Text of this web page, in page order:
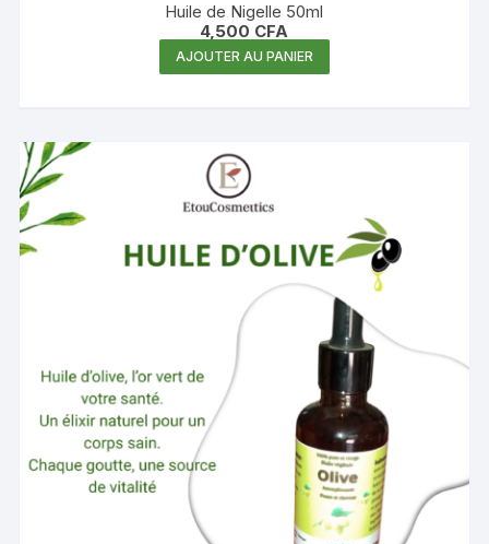
Huile de Nigelle 50ml
4,500 CFA
AJOUTER AU PANIER